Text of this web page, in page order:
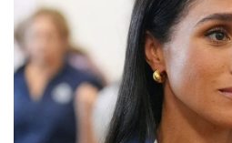
മിസൈലുകളിൽ നിന്നും S -
സംരക്ഷിക്കാൻ കഴിവുള്ള
വ്യോമ പ്രതിരോധ
S-400 സംവിധാനത്തിന്റെ
അതിന്റെ ദീർഘ ദൂര